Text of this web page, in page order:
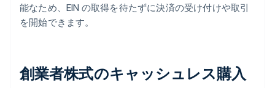
能なため、EIN の取得を待たずに決済の受け付けや取引
を開始できます。
創業者株式のキャッシュレス購入